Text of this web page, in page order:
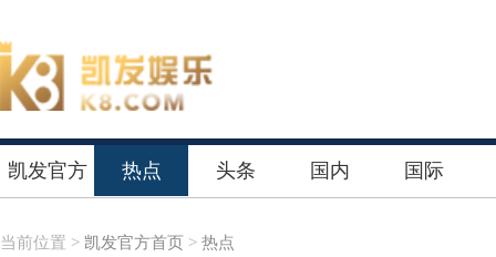
凯发官方 热点 头条 国内 国际
当前位置 > 凯发官方首页 > 热点